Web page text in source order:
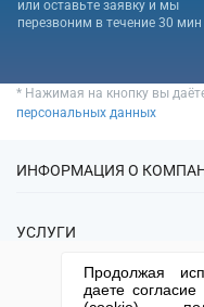
или оставьте заявку и мы
перезвоним в течение 30 мин
* Нажимая на кнопку вы
персональных данных
ИНФОРМАЦИЯ О
О нас
Спецпредложения
УСЛУГИ
Готовые фирмы
КОНТАКТНАЯ
Продолжая
даете